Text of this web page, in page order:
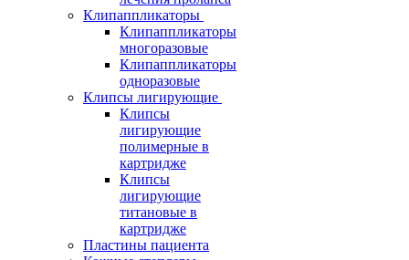
Клипаппликаторы
Клипаппликаторы
многоразовые
Клипаппликаторы
одноразовые
Клипсы лигирующие
Клипсы
лигирующие
полимерные в
картридже
Клипсы
лигирующие
титановые в
картридже
Пластины пациента